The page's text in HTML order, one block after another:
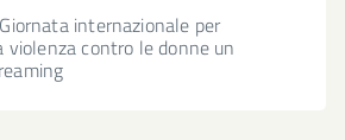
internazionale per
violenza contro le donne un